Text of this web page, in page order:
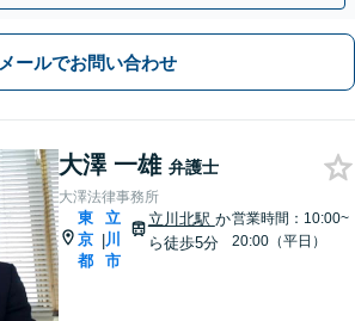
メールでお問い合わせ
大澤 一雄 弁護士
大澤法律事務所
東
京
都
|
立
川
市
立川北駅 か
ら徒歩5分
営業時間：10:00~
20:00（平日）